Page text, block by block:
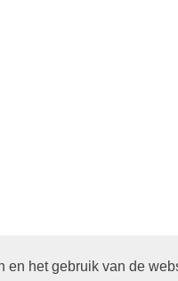
het gebruik van de